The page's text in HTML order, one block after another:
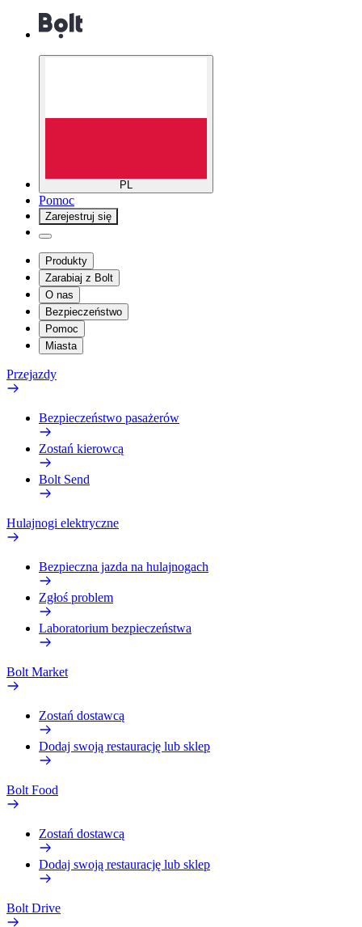
PL
Pomoc
Zarejestruj się
Produkty
Zarabiaj z Bolt
O nas
Bezpieczeństwo
Pomoc
Miasta
Przejazdy
Bezpieczeństwo pasażerów
Zostań kierowcą
Bolt Send
Hulajnogi elektryczne
Bezpieczna jazda na hulajnogach
Zgłoś problem
Laboratorium bezpieczeństwa
Bolt Market
Zostań dostawcą
Dodaj swoją restaurację lub sklep
Bolt Food
Zostań dostawcą
Dodaj swoją restaurację lub sklep
Bolt Drive